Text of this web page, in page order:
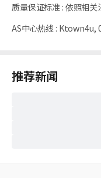
质量保证标准 :依照相关
AS中心热线 : Ktown4u,
推荐新闻